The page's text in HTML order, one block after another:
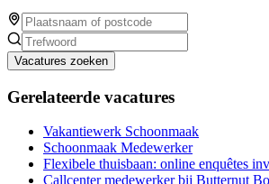
Vacatures zoeken
Gerelateerde vacatures
Vakantiewerk Schoonmaak
Schoonmaak Medewerker
Flexibele thuisbaan: online enquêtes
Callcenter medewerker bij Butternut